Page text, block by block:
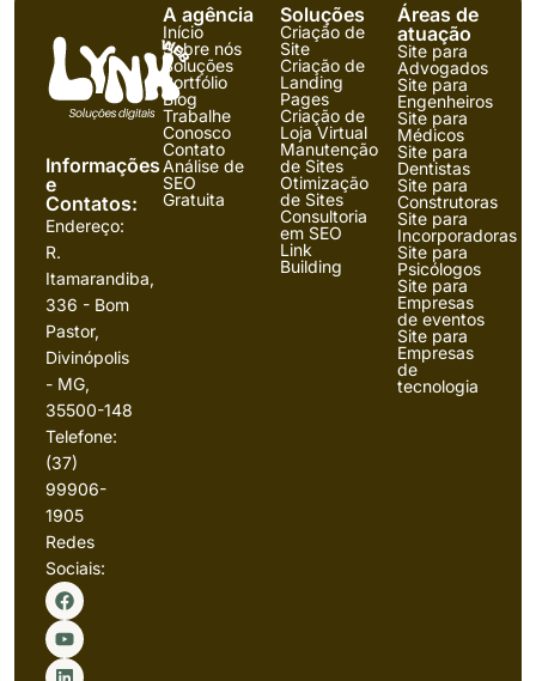
Informações
e
Contatos:
Endereço:
R.
Itamarandiba,
336 - Bom
Pastor,
Divinópolis
- MG,
35500-148
Telefone:
(37)
99906-
1905
Redes
Sociais:
A agência
Início
Sobre nós
Soluções
Portfólio
Blog
Trabalhe
Conosco
Contato
Análise de
SEO
Gratuita
Soluções
Criação de
Site
Criação de
Landing
Pages
Criação de
Loja Virtual
Manutenção
de Sites
Otimização
de Sites
Consultoria
em SEO
Link
Building
Áreas de
atuação
Site para
Advogados
Site para
Engenheiros
Site para
Médicos
Site para
Dentistas
Site para
Construtoras
Site para
Incorporadoras
Site para
Psicólogos
Site para
Empresas
de eventos
Site para
Empresas
de
tecnologia